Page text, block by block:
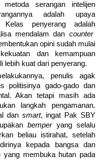
serangan intelijen
adalah upaya
Kelas penyerang adalah
mendalam dan counter
opini sudah mulai
dan kemampuan
lebih kuat dari penyerang.
penulis agak
politisinya gado-gado dan
Akan tetapi masih ada
langkah pengamanan.
dan smart, ingat Pak SBY
bemperyang selalu
beliau istirahat, setelah
kepada bangsa dan
membuka hutan pada